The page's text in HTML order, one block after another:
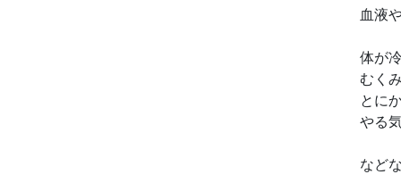
血液
体が
むく
とに
やる
など